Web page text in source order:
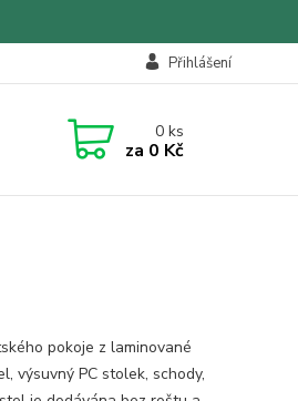
Přihlášení
0ks
za 0 Kč
pokoje z laminované
výsuvný PC stolek, schody,